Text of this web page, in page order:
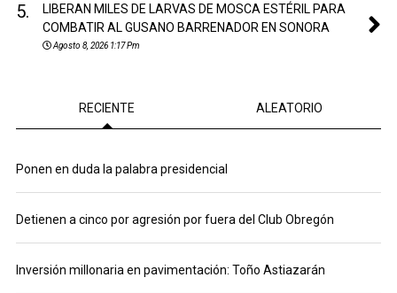
5.
LIBERAN MILES DE LARVAS DE MOSCA ESTÉRIL PARA
COMBATIR AL GUSANO BARRENADOR EN SONORA
Agosto 8, 2026 1:17 Pm
RECIENTE ALEATORIO
Ponen en duda la palabra presidencial
Detienen a cinco por agresión por fuera del Club Obregón
Inversión millonaria en pavimentación: Toño Astiazarán